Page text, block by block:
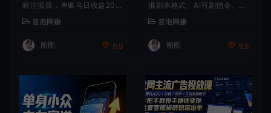
标注项目，单账号日收益20
+单电脑日收益可达800+带
分佣机制【揭秘】
冒泡网赚
图图 9.9
准剧本格式、AI写剧指令、投
稿过稿技巧、网文改编、主线
剧情把控、审稿避坑全套实操
教学
冒泡网赚
图图 9.9